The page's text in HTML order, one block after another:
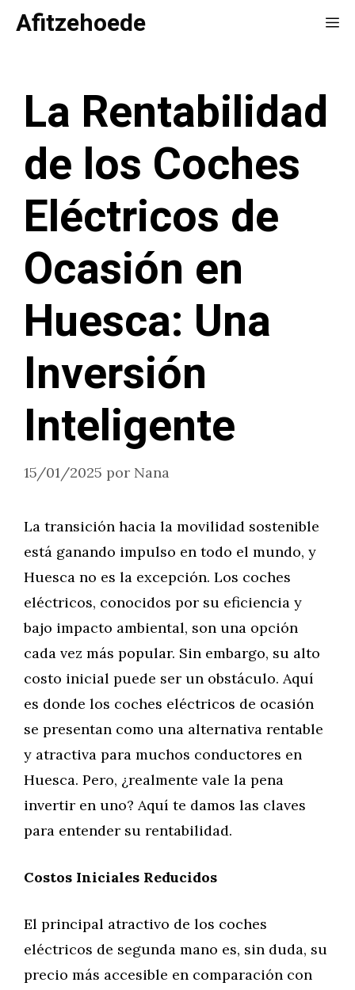
Saltar
Afitzehoede
La Rentabilidad
de los Coches
Eléctricos de
Ocasión en
Huesca: Una
Inversión
Inteligente
15/01/2025 por Nana
La transición hacia la movilidad sostenible
está ganando impulso en todo el mundo, y
Huesca no es la excepción. Los coches
eléctricos, conocidos por su eficiencia y
bajo impacto ambiental, son una opción
cada vez más popular. Sin embargo, su alto
costo inicial puede ser un obstáculo. Aquí
es donde los coches eléctricos de ocasión
se presentan como una alternativa rentable
y atractiva para muchos conductores en
Huesca. Pero, ¿realmente vale la pena
invertir en uno? Aquí te damos las claves
para entender su rentabilidad.
Costos Iniciales Reducidos
El principal atractivo de los coches
eléctricos de segunda mano es, sin duda, su
precio más accesible en comparación con